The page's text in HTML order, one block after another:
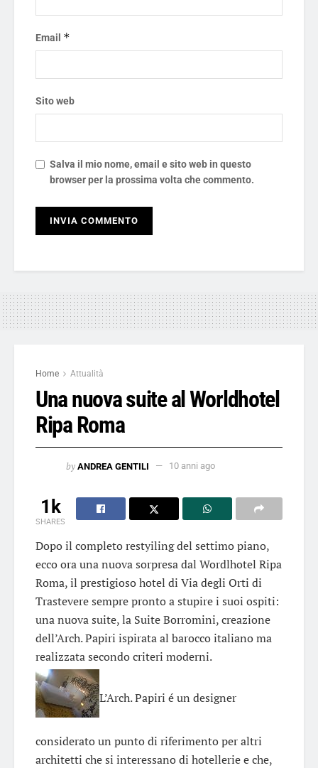
Email *
Sito web
Salva il mio nome, email e sito web in questo
browser per la prossima volta che commento.
Home Attualità
Una nuova suite al Worldhotel
Ripa Roma
by ANDREA GENTILI 10 anni ago
1k
SHARES
Dopo il completo restyiling del settimo piano,
ecco ora una nuova sorpresa dal Wordlhotel Ripa
Roma, il prestigioso hotel di Via degli Orti di
Trastevere sempre pronto a stupire i suoi ospiti:
una nuova suite, la Suite Borromini, creazione
dell’Arch. Papiri ispirata al barocco italiano ma
realizzata secondo criteri moderni.
L’Arch. Papiri é un designer
considerato un punto di riferimento per altri
architetti che si interessano di hotellerie e che,